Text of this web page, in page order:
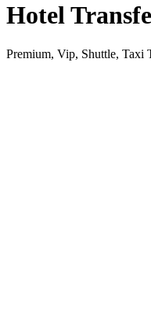
Hotel
Premium, Vip, Shuttle, Taxi